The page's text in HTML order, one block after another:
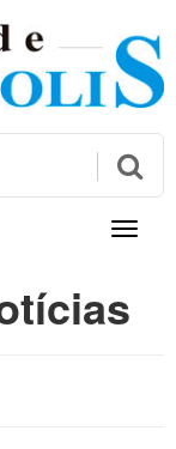

Toggle